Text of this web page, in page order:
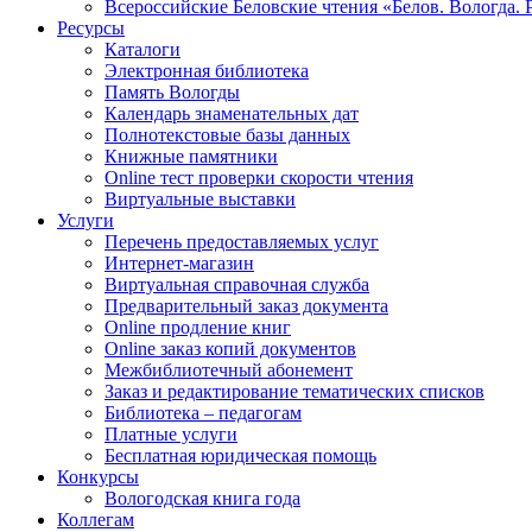
Всероссийские Беловские чтения «Белов. Вологда.
Ресурсы
Каталоги
Электронная библиотека
Память Вологды
Календарь знаменательных дат
Полнотекстовые базы данных
Книжные памятники
Online тест проверки скорости чтения
Виртуальные выставки
Услуги
Перечень предоставляемых услуг
Интернет-магазин
Виртуальная справочная служба
Предварительный заказ документа
Online продление книг
Online заказ копий документов
Межбиблиотечный абонемент
Заказ и редактирование тематических списков
Библиотека – педагогам
Платные услуги
Бесплатная юридическая помощь
Конкурсы
Вологодская книга года
Коллегам